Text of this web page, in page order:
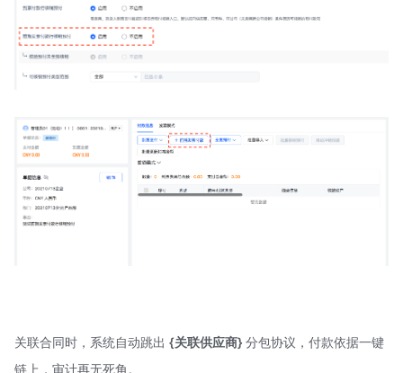
关联合同时，系统自动跳出 {关联供应商} 分包协议，付款依据一键
链上，审计再无死角。